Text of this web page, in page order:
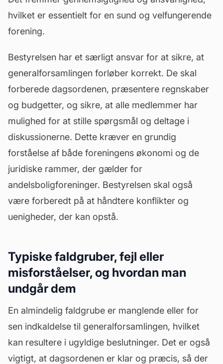
hvilket er essentielt for en sund og velfungerende
forening.
Bestyrelsen har et særligt ansvar for at sikre, at
generalforsamlingen forløber korrekt. De skal
forberede dagsordenen, præsentere regnskaber
og budgetter, og sikre, at alle medlemmer har
mulighed for at stille spørgsmål og deltage i
diskussionerne. Dette kræver en grundig
forståelse af både foreningens økonomi og de
juridiske rammer, der gælder for
andelsboligforeninger. Bestyrelsen skal også
være forberedt på at håndtere konflikter og
uenigheder, der kan opstå.
Typiske faldgruber, fejl eller
misforståelser, og hvordan man
undgår dem
En almindelig faldgrube er manglende eller for
sen indkaldelse til generalforsamlingen, hvilket
kan resultere i ugyldige beslutninger. Det er også
vigtigt, at dagsordenen er klar og præcis, så der